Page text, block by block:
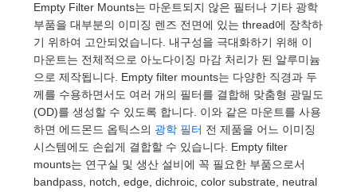
Sputtering) Coated Optics
Isolators
신제품
Systems
Filters
Lenses
Targets
Stage Micrometers
and Optomechanics
Interface Cameras
and Detection
또는 제품생산
Processing
Tomography
Development Systems
and Production
Empty Filter Mounts는 마운트되지 않은 필터나 기타 광학
부품을 대부분의 이미징 렌즈 전면에 있는 thread에 장착하
기 위하여 고안되었습니다. 내구성을 극대화하기 위해 이
마운트는 전체적으로 아노다이징 마감 처리가 된 알루미늄
으로 제작됩니다. Empty filter mounts는 다양한 직경과 두
께를 수용하면서도 여러 개의 필터를 결합해 맞춤형 광밀도
(OD)를 생성할 수 있도록 합니다. 이와 같은 마운트를 사용
하면 에드몬드 옵틱스의 광학 필터 전 제품을 어느 이미징
시스템에도 손쉽게 결합할 수 있습니다. Empty filter
mounts는 연구실 및 생산 설비에 꼭 필요한 부품으로서
bandpass, notch, edge, dichroic, color substrate, neutral